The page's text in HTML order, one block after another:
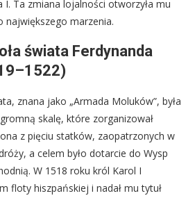
Ta zmiana lojalności otworzyła mu
największego marzenia.
świata Ferdynanda
znana jako „Armada Moluków”, była
skalę, które zorganizował
ona z pięciu statków, zaopatrzonych w
a celem było dotarcie do Wysp
W 1518 roku król Karol I
floty hiszpańskiej i nadał mu tytuł